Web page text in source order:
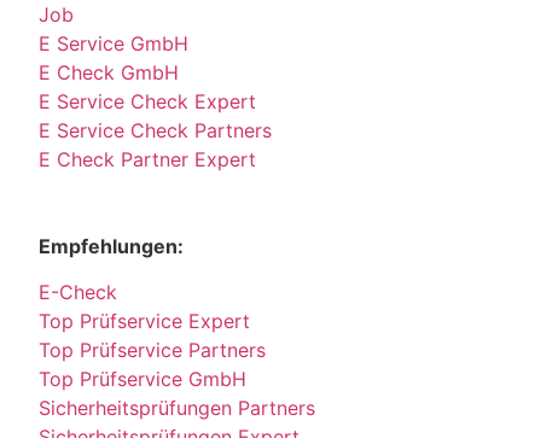
Job
E Service GmbH
E Check GmbH
E Service Check Expert
E Service Check Partners
E Check Partner Expert
Empfehlungen:
E-Check
Top Prüfservice Expert
Top Prüfservice Partners
Top Prüfservice GmbH
Sicherheitsprüfungen Partners